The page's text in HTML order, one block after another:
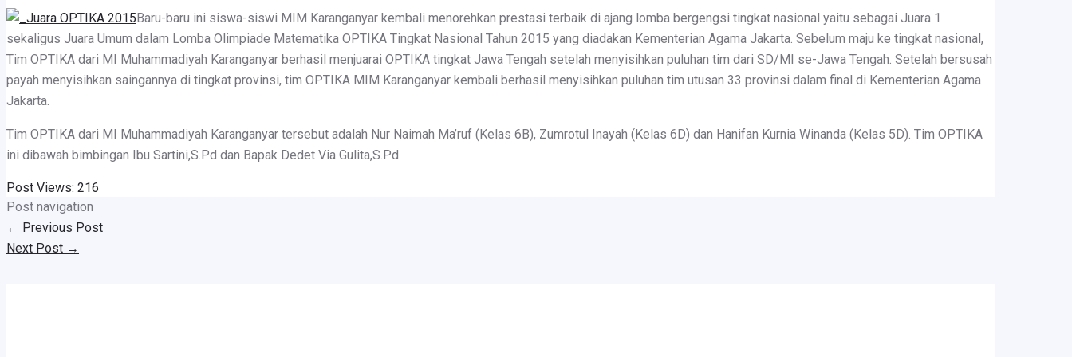
Baru-baru ini siswa-siswi MIM Karanganyar kembali menorehkan prestasi terbaik di ajang lomba bergengsi tingkat nasional yaitu sebagai Juara 1
sekaligus Juara Umum dalam Lomba Olimpiade Matematika OPTIKA Tingkat Nasional Tahun 2015 yang diadakan Kementerian Agama Jakarta. Sebelum maju ke tingkat nasional,
Tim OPTIKA dari MI Muhammadiyah Karanganyar berhasil menjuarai OPTIKA tingkat Jawa Tengah setelah menyisihkan puluhan tim dari SD/MI se-Jawa Tengah. Setelah bersusah
payah menyisihkan saingannya di tingkat provinsi, tim OPTIKA MIM Karanganyar kembali berhasil menyisihkan puluhan tim utusan 33 provinsi dalam final di Kementerian Agama
Jakarta.
Tim OPTIKA dari MI Muhammadiyah Karanganyar tersebut adalah Nur Naimah Ma’ruf (Kelas 6B), Zumrotul Inayah (Kelas 6D) dan Hanifan Kurnia Winanda (Kelas 5D). Tim OPTIKA
ini dibawah bimbingan Ibu Sartini,S.Pd dan Bapak Dedet Via Gulita,S.Pd
Post Views: 216
Post navigation
← Previous Post
Next Post →